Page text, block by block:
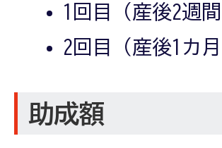
1回目（産後2週間
2回目（産後1カ月
助成額